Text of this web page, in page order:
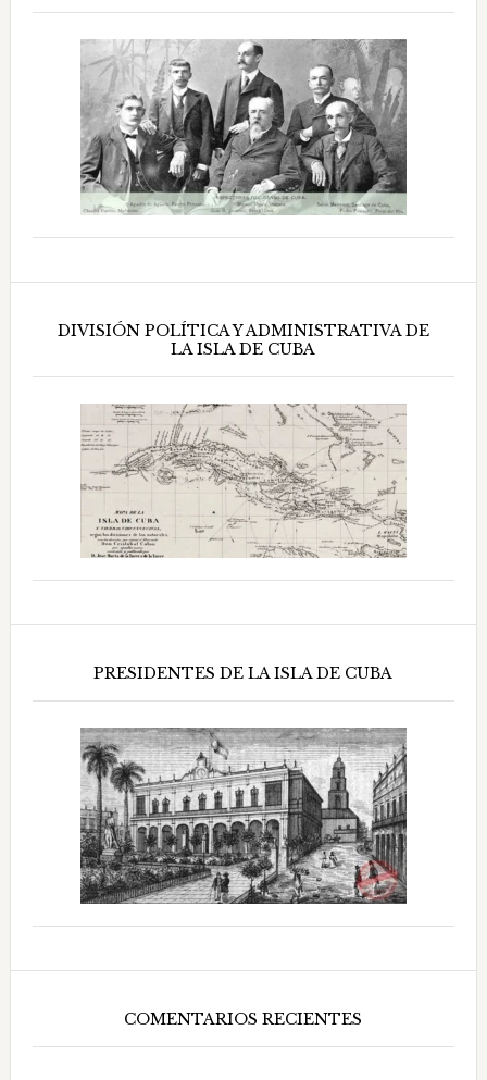
DIVISIÓN POLÍTICA Y ADMINISTRATIVA DE
LA ISLA DE CUBA
PRESIDENTES DE LA ISLA DE CUBA
COMENTARIOS RECIENTES